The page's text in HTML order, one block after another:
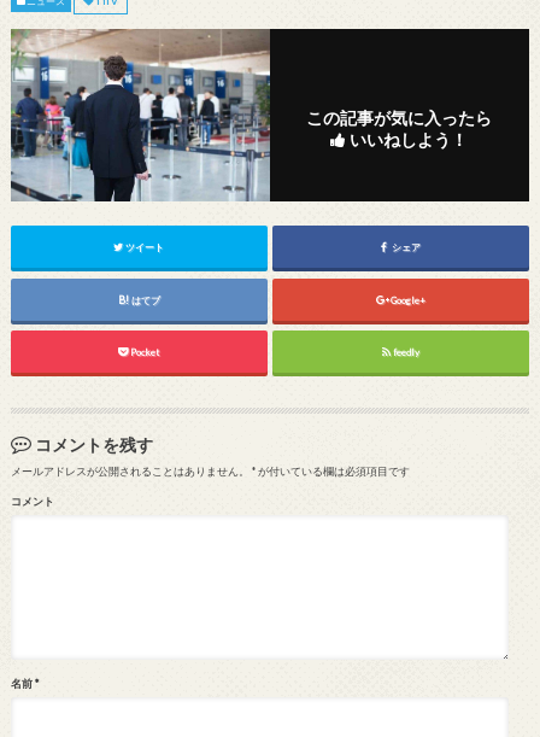
ニュース
この記事が気に入ったら
いいねしよう！
ツイート シェア
はてブ Google+
Pocket feedly
コメントを残す
メールアドレスが公開されることはありません。 *が付いている欄は必須項目です
コメント
名前 *